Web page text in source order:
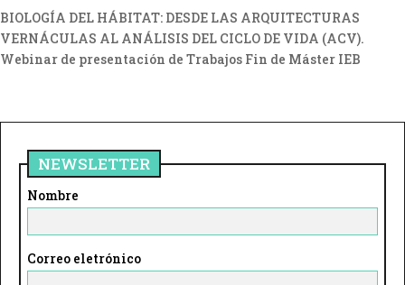
BIOLOGÍA DEL HÁBITAT: DESDE LAS ARQUITECTURAS
VERNÁCULAS AL ANÁLISIS DEL CICLO DE VIDA (ACV).
Webinar de presentación de Trabajos Fin de Máster IEB
NEWSLETTER
Nombre
Correo eletrónico